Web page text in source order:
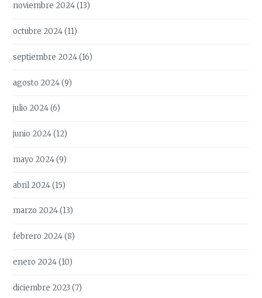
noviembre 2024(13)
octubre 2024(11)
septiembre 2024(16)
agosto 2024(9)
julio 2024(6)
junio 2024(12)
mayo 2024(9)
abril 2024(15)
marzo 2024(13)
febrero 2024(8)
enero 2024(10)
diciembre 2023 (7)